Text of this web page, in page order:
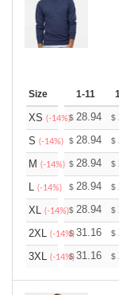
Size 1-11
XS (-14%)$ 28.94 $
S (-14%) $ 28.94 $
M (-14%) $ 28.94 $
L (-14%) $ 28.94 $
XL (-14%)$ 28.94 $
2XL (-14%)
$31.16 $
3XL (-14%)
$31.16 $